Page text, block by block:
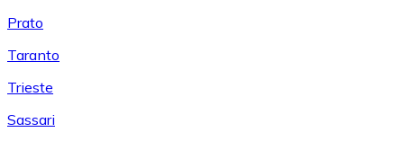
Prato
Taranto
Trieste
Sassari